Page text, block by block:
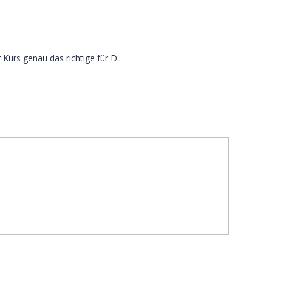
genau das richtige für D...